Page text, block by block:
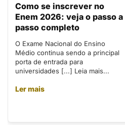
Como se inscrever no
Enem 2026: veja o passo a
passo completo
O Exame Nacional do Ensino
Médio continua sendo a principal
porta de entrada para
universidades [...] Leia mais...
Ler mais